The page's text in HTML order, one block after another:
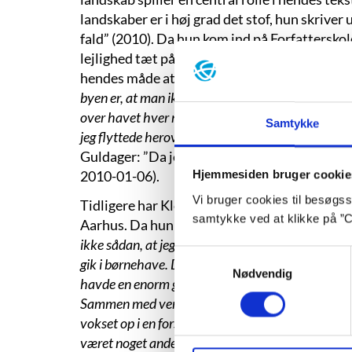
Samtykke
Hjemmesiden bruger
Vi bruger cookies til
samtykke ved at klikke på
Samtykkevalg
Nødvendig
landskaber er i høj grad det stof, hun skriver
fald” (2010). Da hun kom ind på
lejlighed tæt på Rådhuspladsen i
hendes måde at anskue verden på. Som hun
byen er, at man ikke længere ser nogen ubrudt
over havet hver morgen, gav mig før
jeg flyttede herover, mistede jeg til at begynde
Guldager: ”Da jeg flyttede til byen, mistede
2010-01-06).
Tidligere har Klougart læst kunsthistorie
Aarhus. Da hun begyndte at læse, havde
ikke sådan, at jeg var et særlig mystisk barn,
gik i børnehave. Det gjorde jeg ikke. Jeg var mere
havde en enorm glæde ved naturen og brugte en
Sammen med veninder eller alene red jeg rundt.
vokset op i en forstad til Århus og havde gået
været noget andet.